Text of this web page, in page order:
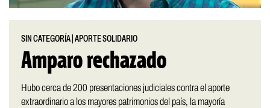
SIN CATEGORÍA |APORTE SOLIDARIO
Amparo rechazado
Hubo cerca de 200 presentaciones judiciales contra el aporte
extraordinario a los mayores patrimonios del país, la mayoría